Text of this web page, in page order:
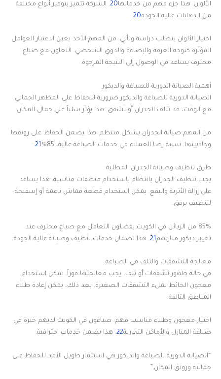
الألوان. هذا جزء مهم من خدماتها20. الشركة تتميز بتوفير أنواع مختلفة
من الدهانات عالية الجودة20
.
اختيار الألوان يتطلب دراسة وتأني. من المهم الأخذ بعين الاعتبار العوامل
المؤثرة كتوجه الغرفة والإضاءة والذوق الشخصي. التعاون مع صباغ
محترف يساعد في الوصول إلى النتيجة المرجوة.
أهمية الصيانة الدورية للصباغة والديكور
الصيانة الدورية للصباغة والديكور ضرورية للحفاظ على المظهر الجمالي.
مع الوقت، قد تتلف الجدران أو تشقق. هذا يؤثر سلباً على جمال المكان.
من المهم صيانة الجدران بشكل منتظم. هذا يضمن الحفاظ على رونقها
وجاذبيتها. نسبة رضا العملاء في خدمات الصباغة عالية، 85%
21
.
طرق تنظيف وصيانة الجدران المطلية
يجب تنظيف الجدران بانتظام باستخدام منظفات مناسبة. هذا يساعد
على إزالة الأتربة والبقع. يمكن استخدام قطعة قماش ناعمة أو إسفنجة
لتنظيف برفق.
85% من الزبائن في الكويت يفضلون التعامل مع صباغ محترف عند
تغيير ديكور منازلهم21. هذا لضمان خدمات تنظيف وصيانة عالية الجودة.
معالجة التشققات والتلف في الصباغة
في حالة ظهور تشققات أو تلف، يجب معالجتها فوراً. يمكن استخدام
معجون الحائط لملء التشققات الصغيرة. بعد ذلك، يمكن إعادة طلاء
المناطق التالفة.
اختيار معجون وطلاء مناسب مهم. صباغون في الكويت لديهم خبرة في
صباغة المنازل والأماكن التجارية22. هذا يضمن خدمات احترافية.
“الصيانة الدورية للصباغة والديكور هي استثمار طويل الأمد للحفاظ على
جمالية ورونق المكان.”